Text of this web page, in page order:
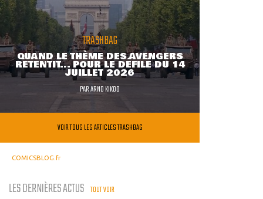
TRASHBAG
QUAND LE THÈME DES AVENGERS
RETENTIT... POUR LE DÉFILÉ DU 14
JUILLET 2026
PARARNO KIKOO
VOIR TOUS LES ARTICLES TRASHBAG
COMICSBLOG.fr
LES DERNIÈRES ACTUS TOUT VOIR